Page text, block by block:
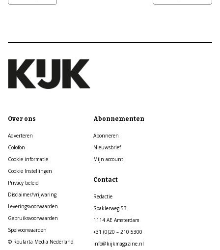
Over ons
Adverteren
Colofon
Cookie informatie
Cookie Instellingen
Privacy beleid
Disclaimer/vrijwaring
Leveringsvoorwaarden
Gebruiksvoorwaarden
Spelvoorwaarden
© Roularta Media Nederland
Abonnementen
Abonneren
Nieuwsbrief
Mijn account
Contact
Redactie
Spaklerweg 53
1114 AE Amsterdam
+31 (0)20 – 210 5300
info@kijkmagazine.nl